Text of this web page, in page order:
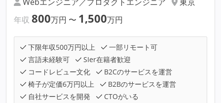
年収 800万円 〜 1,500万円
下限年収500万円以上
一部リモート可
言語未経験可
SIer在籍者歓迎
コードレビュー文化
B2Cのサービスを運営
椅子が定価6万円以上
B2Bのサービスを運営
自社サービスを開発
CTOがいる